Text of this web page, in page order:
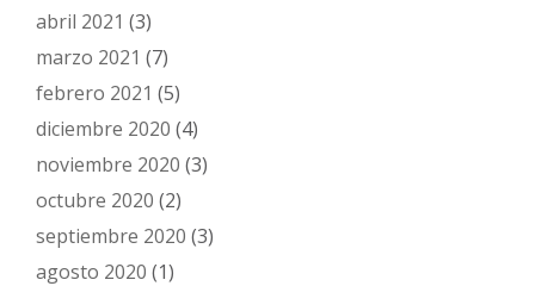
abril 2021 (3)
marzo 2021 (7)
febrero 2021 (5)
diciembre 2020 (4)
noviembre 2020 (3)
octubre 2020 (2)
septiembre 2020 (3)
agosto 2020 (1)